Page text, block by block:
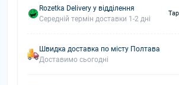
Rozetka Delivery у відділення
Середній термін доставки 1-2 дні
Швидка доставка по місту Полтава
Доставимо сьогодні